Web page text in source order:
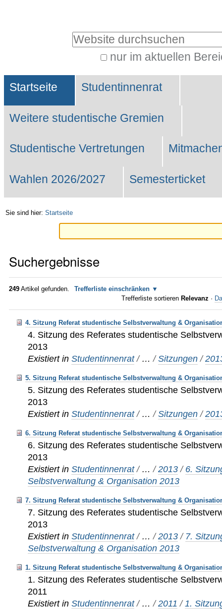
Website durchsuchen
nur im aktuellen
Suche…
Sektionen
Startseite Studentinnenrat
Weitere studentische Gremien
Studentische Vertretungen
Wahlen 2026/2027 Semesterticket
Sie sind hier: Startseite
Suchergebnisse
249 Artikel gefunden.
Trefferliste einschränken
Trefferliste sortieren Relevanz ·
4. Sitzung Referat studentische Selbstverwaltung &
4. Sitzung des Referates studentische
2013
Existiert in Studentinnenrat / …/Sitzungen /
5. Sitzung Referat studentische Selbstverwaltung &
5. Sitzung des Referates studentische
2013
Existiert in Studentinnenrat / …/Sitzungen /
6. Sitzung Referat studentische Selbstverwaltung &
6. Sitzung des Referates studentische
2013
Existiert in Studentinnenrat / …/2013 / 6.
Selbstverwaltung & Organisation 2013
7. Sitzung Referat studentische Selbstverwaltung &
7. Sitzung des Referates studentische
2013
Existiert in Studentinnenrat / …/2013 / 7.
Selbstverwaltung & Organisation 2013
1. Sitzung Referat studentische Selbstverwaltung &
1. Sitzung des Referates studentische
2011
Existiert in Studentinnenrat / …/2011 / 1.